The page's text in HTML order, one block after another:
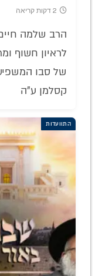
2 דקות קריאה
הרב שלמה
לראיון חשוף
של סבו
קסלמן ע"ה
התוועדות